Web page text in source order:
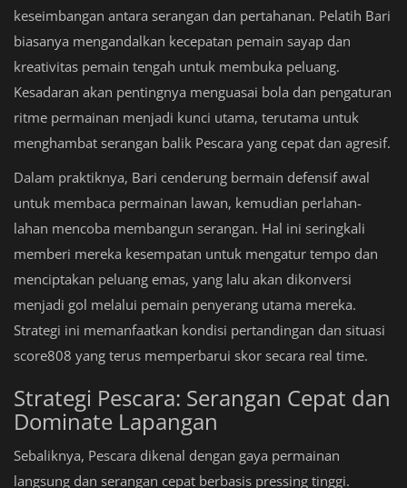
keseimbangan antara serangan dan pertahanan. Pelatih Bari
biasanya mengandalkan kecepatan pemain sayap dan
kreativitas pemain tengah untuk membuka peluang.
Kesadaran akan pentingnya menguasai bola dan pengaturan
ritme permainan menjadi kunci utama, terutama untuk
menghambat serangan balik Pescara yang cepat dan agresif.
Dalam praktiknya, Bari cenderung bermain defensif awal
untuk membaca permainan lawan, kemudian perlahan-
lahan mencoba membangun serangan. Hal ini seringkali
memberi mereka kesempatan untuk mengatur tempo dan
menciptakan peluang emas, yang lalu akan dikonversi
menjadi gol melalui pemain penyerang utama mereka.
Strategi ini memanfaatkan kondisi pertandingan dan situasi
score808 yang terus memperbarui skor secara real time.
Strategi Pescara: Serangan Cepat dan
Dominate Lapangan
Sebaliknya, Pescara dikenal dengan gaya permainan
langsung dan serangan cepat berbasis pressing tinggi.